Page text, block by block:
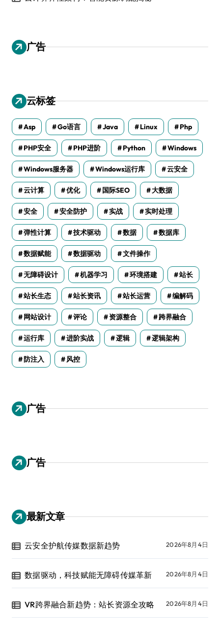
广告
云标签
Asp Go语言 Java Linux Php
PHP安全 PHP进阶 Python Windows
Windows服务器 Windows运行库 云安全
云计算 优化 国际SEO 大数据
安全 安全防护 实战 实时处理
弹性计算 技术驱动 数据 数据库
数据赋能 数据驱动 文件操作
无障碍设计 机器学习 环境搭建 站长
站长生态 站长资讯 站长运营 编解码
网站设计 评论 资源整合 跨界融合
运行库 进阶实战 逻辑 逻辑架构
防注入 风控
广告
广告
最新文章
云安全护航传媒数据新趋势 2026年8月4日
数据驱动，科技赋能无障碍传媒革新 2026年8月4日
VR跨界融合新趋势：站长资源全攻略 2026年8月4日